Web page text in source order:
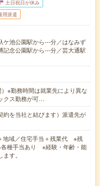
土日祝日が休み
用派遣
ケ池公園駅から---分／はなみず
記念公園駅から---分／芸大通駅
※勤務時間は就業先により異な
クス勤務が可…
約を当社と結びます）派遣先が
地域／住宅手当＋残業代 ※残
種手当あり ※経験・年齢・能
す。